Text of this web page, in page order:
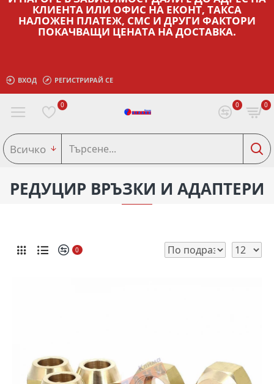
КЛИЕНТА ИЛИ ОФИС НА ЕКОНТ, ТАКСА
НАЛОЖЕН ПЛАТЕЖ, СМС И ДРУГИ ФАКТОРИ
ПОКАЧВАЩИ ЦЕНАТА НА ДОСТАВКА.
ВХОД РЕГИСТРИРАЙ СЕ
0 0 0
Всичко
РЕДУЦИР ВРЪЗКИ И АДАПТEРИ
0